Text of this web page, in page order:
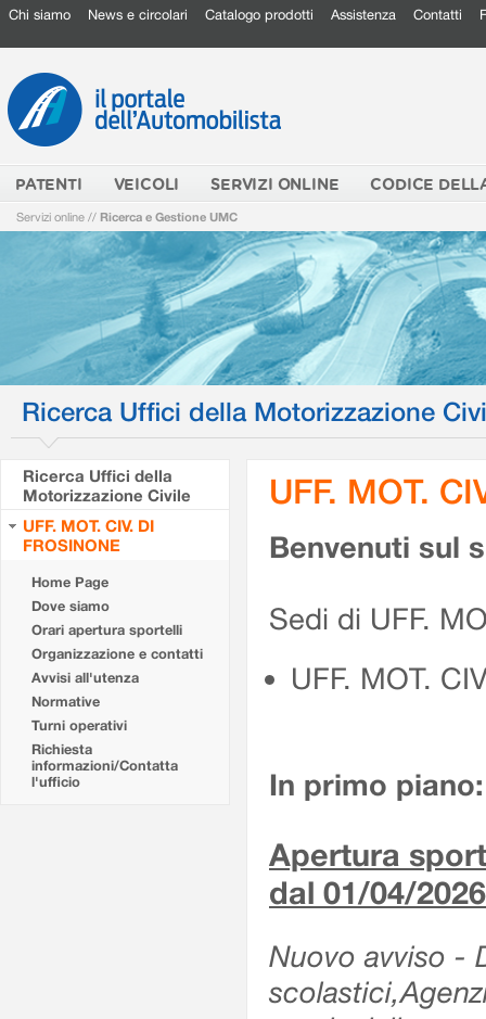
Chi siamo News e circolari Catalogo prodotti Assistenza Contatti
PATENTI VEICOLI SERVIZI ONLINE CODICE
Servizi online // Ricerca e Gestione UMC
Ricerca Uffici della Motorizzazione
Ricerca Uffici della
Motorizzazione Civile
UFF. MOT. CIV. DI
FROSINONE
Home Page
Dove siamo
Orari apertura sportelli
Organizzazione e contatti
Avvisi all'utenza
Normative
Turni operativi
Richiesta
informazioni/Contatta
l'ufficio
UFF. MOT.
Benvenuti sul
Sedi di UFF.
UFF. MOT.
In primo piano:
Apertura
dal 01/04/2026
Nuovo avviso -